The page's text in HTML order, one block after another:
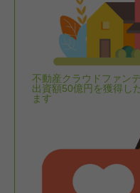
不動産クラウドファン
出資額50億円を獲得し
ます